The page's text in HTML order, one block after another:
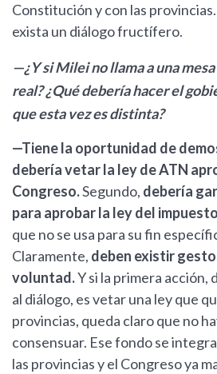
Constitución y con las
exista un diálogo fructífero.
—¿Y si Milei no llama a una
real? ¿Qué debería hacer el
que esta vez es distinta?
—Tiene la oportunidad de
debería vetar la ley de ATN
Congreso.Segundo, debería
para aprobar la ley del
que no se usa para su fin
Claramente, deben existir
voluntad.Y si la primera acción,
al diálogo, es vetar una ley que
provincias, queda claro que no
consensuar. Ese fondo se
las provincias y el Congreso ya